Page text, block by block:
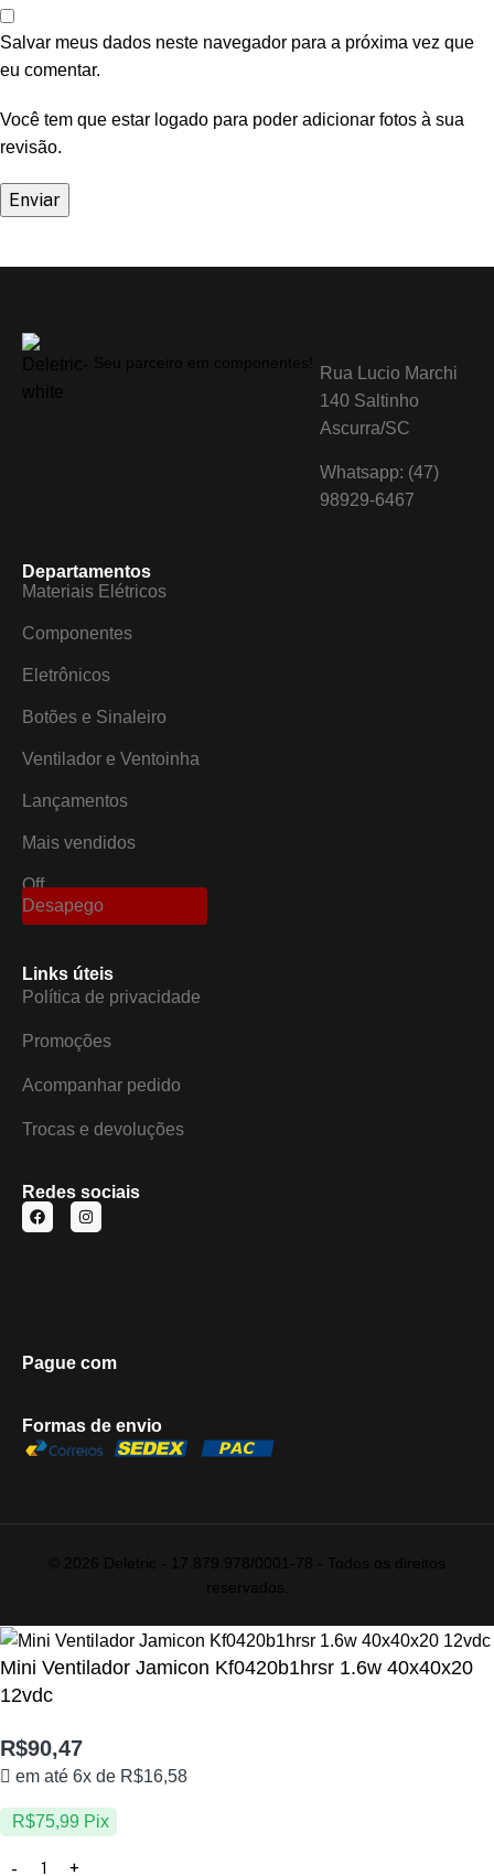
Salvar meus dados neste navegador para a próxima vez que
eu comentar.
Você tem que estar logado para poder adicionar fotos à sua
revisão.
Rua Lucio Marchi
140 Saltinho
Ascurra/SC
Whatsapp: (47)
98929-6467
Departamentos
Materiais Elétricos
Componentes
Eletrônicos
Botões e Sinaleiro
Ventilador e Ventoinha
Lançamentos
Mais vendidos
Off
Desapego
Links úteis
Política de privacidade
Promoções
Acompanhar pedido
Trocas e devoluções
Redes sociais
Pague com
Formas de envio
Mini Ventilador Jamicon Kf0420b1hrsr 1.6w 40x40x20
12vdc
R$90,47
em até 6x de R$16,58
R$75,99 Pix